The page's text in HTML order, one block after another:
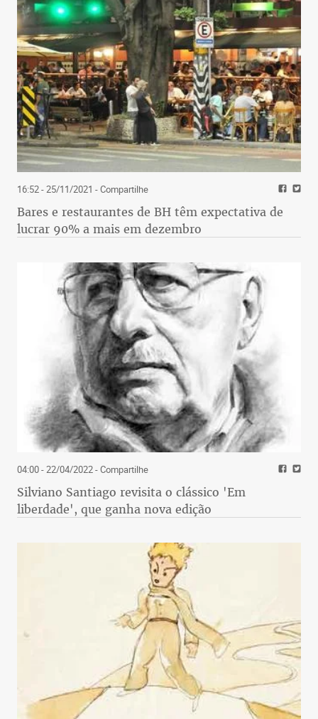
16:52 - 25/11/2021 - Compartilhe
Bares e restaurantes de BH têm expectativa de
lucrar 90% a mais em dezembro
04:00 - 22/04/2022- Compartilhe
Silviano Santiago revisita o clássico 'Em
liberdade', que ganha nova edição